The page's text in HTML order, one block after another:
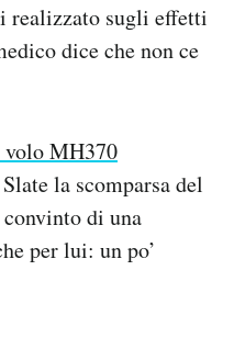
realizzato sugli effetti
dice che non ce
MH370
la scomparsa del
di una
per lui: un po’